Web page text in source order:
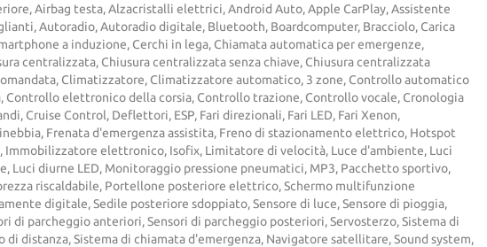
Airbag testa, Alzacristalli elettrici, Android Auto, Apple CarPlay, Assistente
Autoradio, Autoradio digitale, Bluetooth, Boardcomputer, Bracciolo, Carica
a induzione, Cerchi in lega, Chiamata automatica per emergenze,
centralizzata, Chiusura centralizzata senza chiave, Chiusura centralizzata
Climatizzatore, Climatizzatore automatico, 3 zone, Controllo automatico
Controllo elettronico della corsia, Controllo trazione, Controllo vocale, Cronologia
Cruise Control, Deflettori, ESP, Fari direzionali, Fari LED, Fari Xenon,
Frenata d'emergenza assistita, Freno di stazionamento elettrico, Hotspot
Immobilizzatore elettronico, Isofix, Limitatore di velocità, Luce d'ambiente, Luci
Luci diurne LED, Monitoraggio pressione pneumatici, MP3, Pacchetto sportivo,
riscaldabile, Portellone posteriore elettrico, Schermo multifunzione
digitale, Sedile posteriore sdoppiato, Sensore di luce, Sensore di pioggia,
di parcheggio anteriori, Sensori di parcheggio posteriori, Servosterzo, Sistema di
di distanza, Sistema di chiamata d'emergenza, Navigatore satellitare, Sound system,